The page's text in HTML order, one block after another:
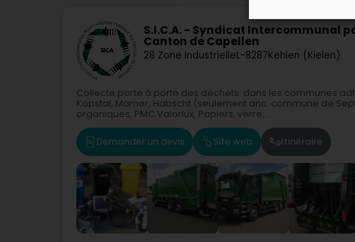
S.I.C.A. - Syndicat Intercommunal
Canton de Capellen
28 Zone IndustrielleL-8287Kehlen (Kielen)
Collecte porte à porte des déchets: dans les communes
Kopstal, Mamer, Habscht (seulement anc. commune de
organiques, PMC Valorlux, Papiers, verre,...
Demander un devis Site web Itinéraire